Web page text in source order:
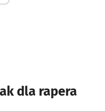
dla rapera